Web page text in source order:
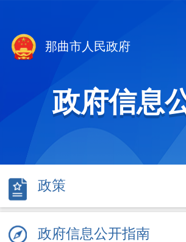
那曲市人民政府
政府信息
政策
政府信息公开指南